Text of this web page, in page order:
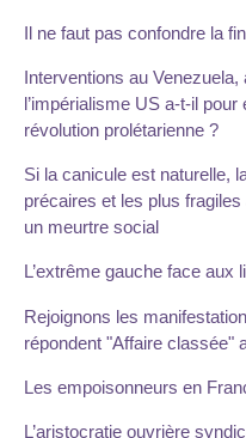
Il ne faut pas confondre la
Interventions au
l’impérialisme US a-t-il
révolution prolétarienne ?
Si la canicule est naturelle,
précaires et les plus
un meurtre social
L’extrême gauche face aux
Rejoignons les
répondent "Affaire classée"
Les empoisonneurs en
L’aristocratie ouvrière